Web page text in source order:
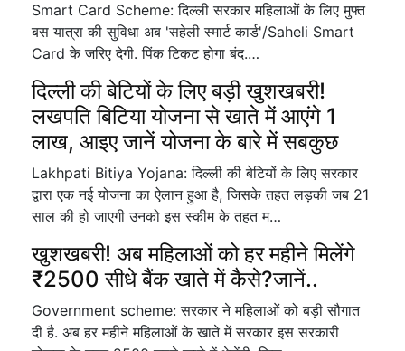
Smart Card Scheme: दिल्ली सरकार महिलाओं के लिए मुफ्त
बस यात्रा की सुविधा अब 'सहेली स्मार्ट कार्ड'/Saheli Smart
Card के जरिए देगी. पिंक टिकट होगा बंद.…
दिल्ली की बेटियों के लिए बड़ी खुशखबरी!
लखपति बिटिया योजना से खाते में आएंगे 1
लाख, आइए जानें योजना के बारे में सबकुछ
Lakhpati Bitiya Yojana: दिल्ली की बेटियों के लिए सरकार
द्वारा एक नई योजना का ऐलान हुआ है, जिसके तहत लड़की जब 21
साल की हो जाएगी उनको इस स्कीम के तहत म…
खुशखबरी! अब महिलाओं को हर महीने मिलेंगे
₹2500 सीधे बैंक खाते में कैसे?जानें..
Government scheme: सरकार ने महिलाओं को बड़ी सौगात
दी है. अब हर महीने महिलाओं के खाते में सरकार इस सरकारी